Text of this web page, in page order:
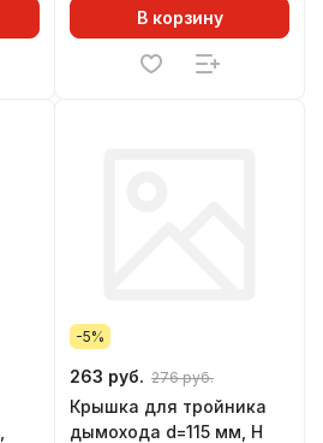
В корзину
-5%
263 руб. 276 руб.
Крышка для тройника
дымохода d=115 мм, Н